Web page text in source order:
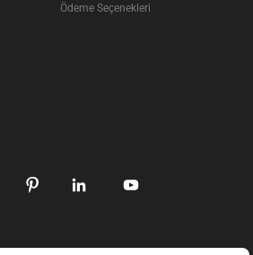
Ödeme Seçenekleri